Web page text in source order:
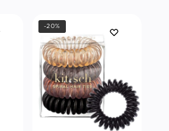
-20%